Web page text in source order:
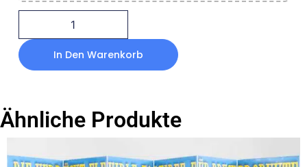
In Den Warenkorb
Ähnliche Produkte